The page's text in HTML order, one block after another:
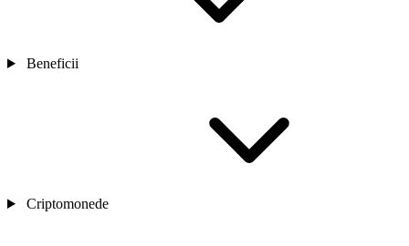
Beneficii
Criptomonede